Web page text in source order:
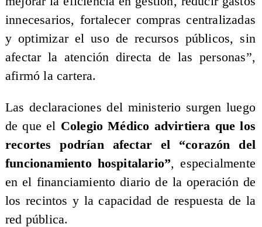
innecesarios, fortalecer compras centralizadas
y optimizar el uso de recursos públicos, sin
afectar la atención directa de las personas”,
afirmó la cartera.
Las declaraciones del ministerio surgen luego
de que el Colegio Médico advirtiera que los
recortes podrían afectar el “corazón del
funcionamiento hospitalario”, especialmente
en el financiamiento diario de la operación de
los recintos y la capacidad de respuesta de la
red pública.